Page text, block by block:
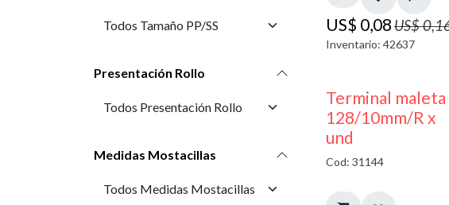
Presentación Rollo
Medidas Mostacillas
US$ 0,08US$
Inventario: 42637
Terminal maleta
128/10mm/R x
und
Cod: 31144